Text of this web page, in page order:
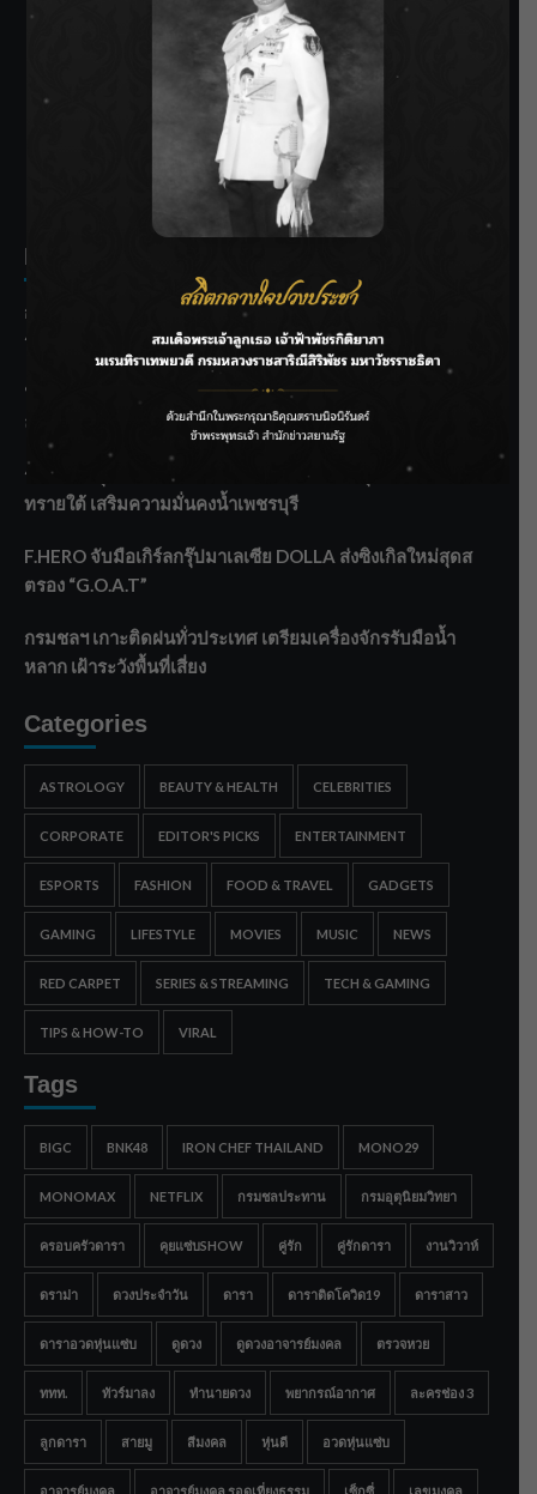
SIAMRATH VARIETY
THE BEST ENTERTAINMENT
Recent Posts
กรมชลฯ รับฟังประชาชน ติดตามแก้ปัญหาโครงการประตู
ระบายน้ำศรีสองรักฯ
‘แมน การิน’ แชร์ความเชื่อชวนคิด! “อยากกินอะไรหลังจาก
ลาโลกนี้ ให้ใส่บาตรสิ่งนั้นไว้ตอนยังมีชีวิต”
ราชเลขานุการในพระองค์ฯ ติดตามโครงการหุบกะพง–ห้วย
ทรายใต้ เสริมความมั่นคงน้ำเพชรบุรี
F.HERO จับมือเกิร์ลกรุ๊ปมาเลเซีย DOLLA ส่งซิงเกิลใหม่สุดส
ตรอง “G.O.A.T”
กรมชลฯ เกาะติดฝนทั่วประเทศ เตรียมเครื่องจักรรับมือน้ำ
หลาก เฝ้าระวังพื้นที่เสี่ยง
Categories
ASTROLOGY BEAUTY & HEALTH CELEBRITIES
CORPORATE EDITOR'S PICKS ENTERTAINMENT
ESPORTS FASHION FOOD & TRAVEL GADGETS
GAMING LIFESTYLE MOVIES MUSIC NEWS
RED CARPET SERIES & STREAMING TECH & GAMING
TIPS & HOW-TO VIRAL
Tags
BIGC BNK48 IRON CHEF THAILAND MONO29
MONOMAX NETFLIX กรมชลประทาน กรมอุตุนิยมวิทยา
ครอบครัวดารา คุยแซ่บSHOW คู่รัก คู่รักดารา งานวิวาห์
ดราม่า ดวงประจำวัน ดารา ดาราติดโควิด19 ดาราสาว
ดาราอวดหุ่นแซ่บ ดูดวง ดูดวงอาจารย์มงคล ตรวจหวย
ททท. ทัวร์มาลง ทำนายดวง พยากรณ์อากาศ ละครช่อง 3
ลูกดารา สายมู สีมงคล หุ่นดี อวดหุ่นแซ่บ